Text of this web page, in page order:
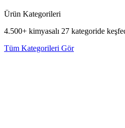
Ürün Kategorileri
4.500+ kimyasalı 27 kategoride
Tüm Kategorileri Gör